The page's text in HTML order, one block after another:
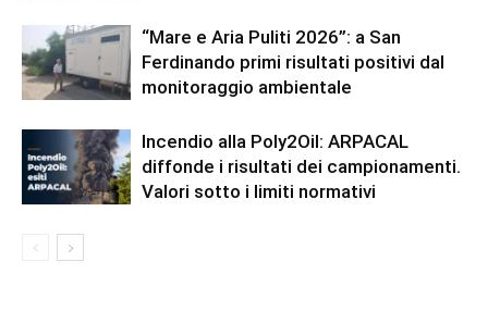
“Mare e Aria Puliti 2026”: a San
Ferdinando primi risultati positivi dal
monitoraggio ambientale
Incendio alla Poly2Oil: ARPACAL
diffonde i risultati dei campionamenti.
Valori sotto i limiti normativi